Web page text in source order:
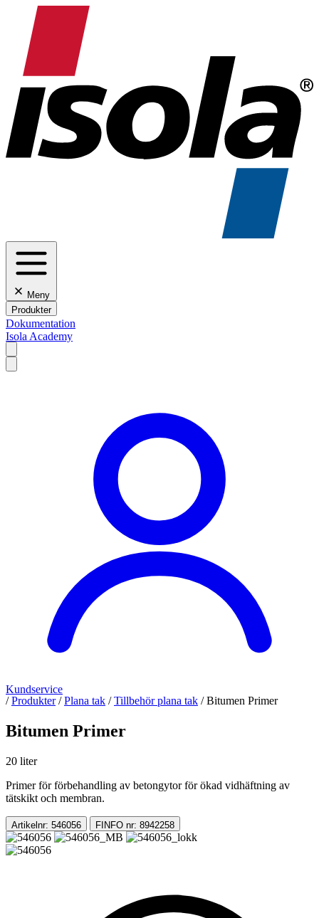
Meny
Produkter
Dokumentation
Isola Academy
Kundservice
/ Produkter / Plana tak / Tillbehör plana tak / Bitumen Primer
Bitumen Primer
20 liter
Primer för förbehandling av betongytor för ökad vidhäftning av
tätskikt och membran.
Artikelnr: 546056 FINFO nr: 8942258